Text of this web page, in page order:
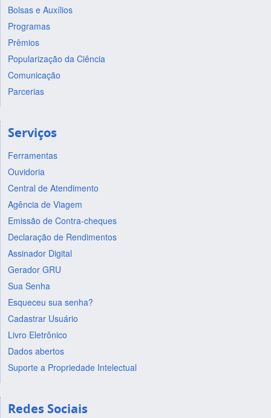
Bolsas e Auxílios
Programas
Prêmios
Popularização da Ciência
Comunicação
Parcerias
Serviços
Ferramentas
Ouvidoria
Central de Atendimento
Agência de Viagem
Emissão de Contra-cheques
Declaração de Rendimentos
Assinador Digital
Gerador GRU
Sua Senha
Esqueceu sua senha?
Cadastrar Usuário
Livro Eletrônico
Dados abertos
Suporte a Propriedade Intelectual
Redes Sociais